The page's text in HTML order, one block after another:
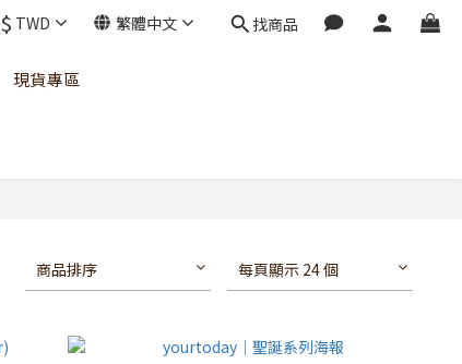
$ TWD 繁體中文 找商品
現貨專區
商品排序 每頁顯示 24 個